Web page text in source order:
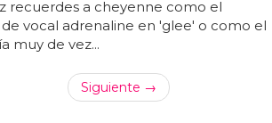
recuerdes a cheyenne como el
vocal adrenaline en 'glee' o como el
muy de vez...
Siguiente →